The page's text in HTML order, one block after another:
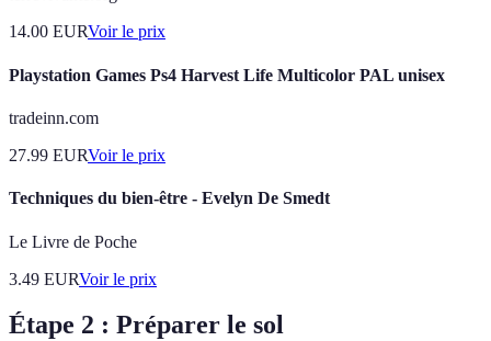
14.00 EURVoir le prix
Playstation Games Ps4 Harvest Life Multicolor PAL unisex
tradeinn.com
27.99 EURVoir le prix
Techniques du bien-être - Evelyn De Smedt
Le Livre de Poche
3.49 EURVoir le prix
Étape 2 : Préparer le sol